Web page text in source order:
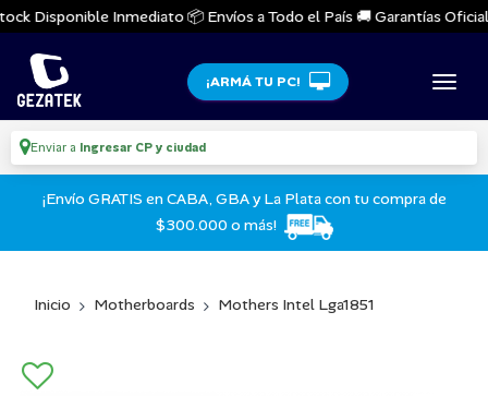
Disponible Inmediato 📦 Envíos a Todo el País 🚚 Garantías
¡ARMÁ TU PC!
Enviar a Ingresar CP y ciudad
¡Envío GRATIS en CABA, GBA y La Plata con tu compra de
$300.000 o más!
Inicio Motherboards Mothers Intel Lga1851